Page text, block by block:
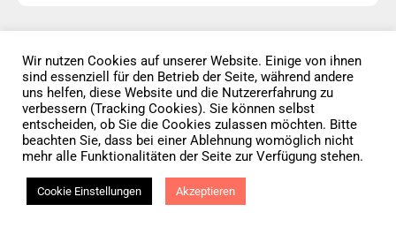
© 2026 • Elephants 5
Datenschutz AGB Impressum
Vertrag widerrufen
Wir nutzen Cookies auf unserer Website. Einige von ihnen
sind essenziell für den Betrieb der Seite, während andere
uns helfen, diese Website und die Nutzererfahrung zu
verbessern (Tracking Cookies). Sie können selbst
entscheiden, ob Sie die Cookies zulassen möchten. Bitte
beachten Sie, dass bei einer Ablehnung womöglich nicht
mehr alle Funktionalitäten der Seite zur Verfügung stehen.
Cookie Einstellungen Akzeptieren